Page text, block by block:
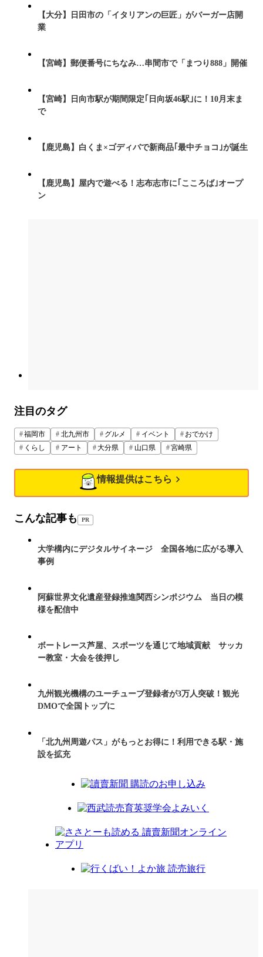
【大分】日田市の「イタリアンの巨匠」がバーガー店開
業
【宮崎】郵便番号にちなみ…串間市で「まつり888」開催
【宮崎】日向市駅が期間限定｢日向坂46駅｣に！10月末ま
で
【鹿児島】白くま×ゴディバで新商品｢最中チョコ｣が誕生
【鹿児島】屋内で遊べる！志布志市に｢こころば｣オープ
ン
注目のタグ
福岡市 北九州市 グルメ イベント
おでかけ
くらし
アート 大分県 山口県 宮崎県
情報提供はこちら
こんな記事も PR
大学構内にデジタルサイネージ 全国各地に広がる導入
事例
阿蘇世界文化遺産登録推進関西シンポジウム 当日の模
様を配信中
ボートレース芦屋、スポーツを通じて地域貢献 サッカ
ー教室・大会を後押し
九州観光機構のユーチューブ登録者が3万人突破！観光
DMOで全国トップに
「北九州周遊パス」がもっとお得に！利用できる駅・施
設を拡充